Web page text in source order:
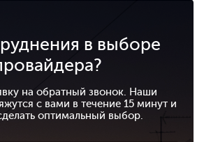
в выборе
на обратный звонок. Наши
с вами в течение 15 минут и
оптимальный выбор.